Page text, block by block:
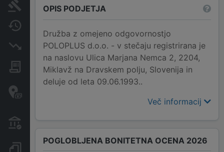
Sodni postopki
Insolvenčni postopki
Javna naročila
Davčne oaze in sumljive
Transakcije iz državnega
proračuna
Dokumenti in objave
OPIS PODJETJA
Družba z omejeno odgovornostjo
POLOPLUS d.o.o. - v stečaju registrirana je
na naslovu Ulica Marjana Nemca 2, 2204,
Miklavž na Dravskem polju, Slovenija in
deluje od leta 09.06.1993..
Več informacij
POGLOBLJENA BONITETNA OCENA 2026